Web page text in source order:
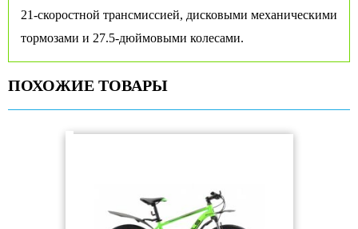
21-скоростной трансмиссией, дисковыми механическими
тормозами и 27.5-дюймовыми колесами.
ПОХОЖИЕ ТОВАРЫ